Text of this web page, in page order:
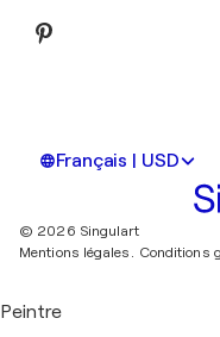
Français | USD
© 2026 Singulart
Mentions légales.
Conditions
Peintre